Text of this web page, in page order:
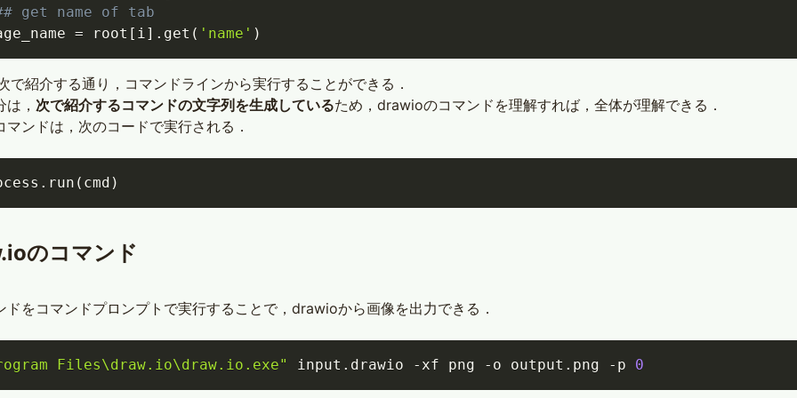
get name of tab
= root [ i] . get ( 'name' )
で紹介する通り，コマンドラインから実行することができる．
， 次で紹介するコマンドの文字列を生成しているため，drawioのコマンドを理解すれば，全体が理解できる．
マンドは，次のコードで実行される．
. run ( cmd )
のコマンド
ドをコマンドプロンプトで実行することで，drawioから画像を出力できる．
Files\draw.io\draw.io.exe" input.drawio -xf png -o output.png -p 0